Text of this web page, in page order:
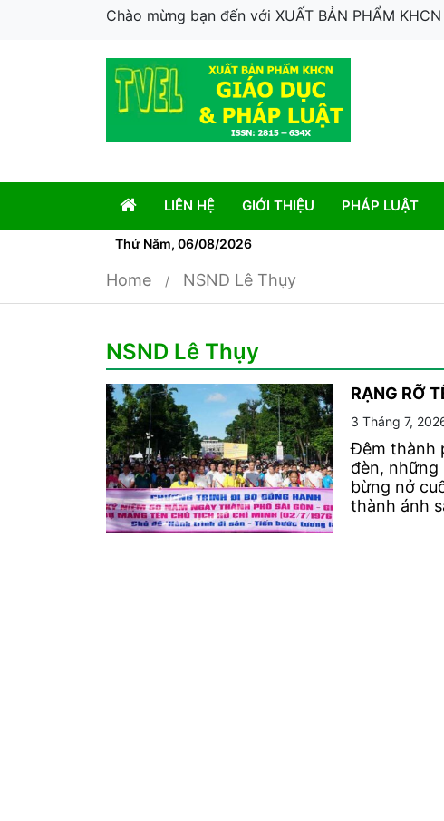
Chào mừng bạn đến với XUẤT BẢN PHẨM
LIÊN HỆ GIỚI THIỆU PHÁP LUẬT
Thứ Năm, 06/08/2026
Home NSND Lê Thụy
NSND Lê Thụy
RẠNG RỠ
3 Tháng 7,
Đêm thành
đèn, những
bừng nở
thành ánh